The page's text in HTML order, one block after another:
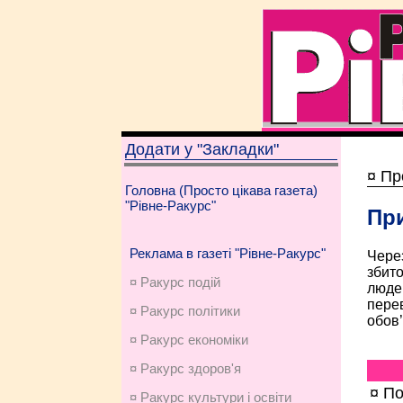
Додати у "Закладки"
Головна (Просто цікава газета)
"Рівне-Ракурс"
Реклама в газеті "Рівне-Ракурс"
¤ Ракурс подій
¤ Ракурс політики
¤ Ракурс економiки
¤ Ракурс здоров'я
¤ Ракурс культури і освіти
¤
¤